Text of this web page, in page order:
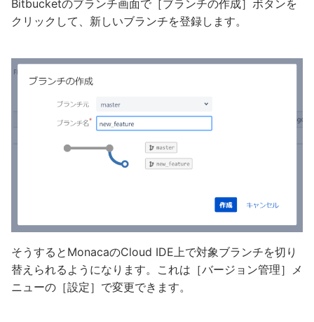
Bitbucketのブランチ画面で［ブランチの作成］ボタンを
クリックして、新しいブランチを登録します。
そうするとMonacaのCloud IDE上で対象ブランチを切り
替えられるようになります。これは［バージョン管理］メ
ニューの［設定］で変更できます。